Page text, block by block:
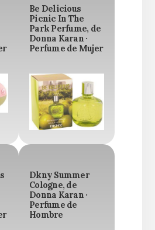
Be Delicious
Picnic In The
Park Perfume, de
Donna Karan ·
Perfume de Mujer
Dkny Summer
Cologne, de
Donna Karan ·
Perfume de
Hombre